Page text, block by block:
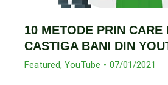
10 METODE PRIN CARE
CASTIGA BANI DIN
Featured, YouTube 07/01/2021